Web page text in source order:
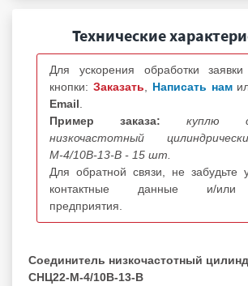
Технические
Для ускорения обработки заявки
кнопки: Заказать Написать нам
Email
Пример заказа:
куплю
низкочастотный
М-4/10В-13-В - 15 шт.
Для обратной связи, не забудьте
контактные данные и/или
предприятия.
Соединитель низкочастотный
СНЦ22-М-4/10В-13-В